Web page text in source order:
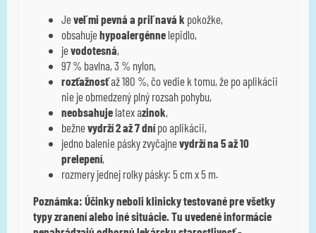
Jeveľmi pevná a priľnavá k pokožke,
obsahujehypoalergénne lepidlo,
jevodotesná,
97 % bavlna, 3 % nylon,
rozťažnosťaž 180 %, čo vedie k tomu, že po aplikácii
nie je obmedzený plný rozsah pohybu,
neobsahuje latex azinok,
bežnevydrží 2 až 7 dnípo aplikácii,
jedno balenie pásky zvyčajnevydrží na 5 až 10
prelepení,
rozmery jednej rolky pásky: 5 cm x 5 m.
Poznámka: Účinky neboli klinicky testované pre všetky
typy zranení alebo iné situácie. Tu uvedené informácie